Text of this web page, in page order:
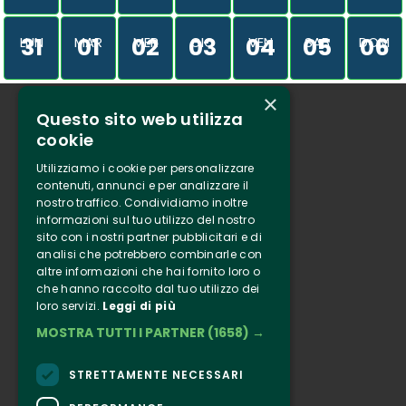
LUN
31 MAR
01 MER
02 GIO
03 VEN
04 SAB
05 DOM
06
Chi siamo
Tenuta Selvaggia
Contatti
Biglietteria
Clappit
Informazione
Seguici
Facebook
×
Questo sito web utilizza
cookie
Utilizziamo i cookie per personalizzare
contenuti, annunci e per analizzare il
nostro traffico. Condividiamo inoltre
informazioni sul tuo utilizzo del nostro
sito con i nostri partner pubblicitari e di
analisi che potrebbero combinarle con
altre informazioni che hai fornito loro o
che hanno raccolto dal tuo utilizzo dei
loro servizi. Leggi di più
MOSTRA TUTTI I PARTNER (1658) →
STRETTAMENTE NECESSARI